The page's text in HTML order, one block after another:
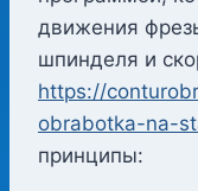
движения
шпинделя и
https://
obrabotka-na-
принципы: